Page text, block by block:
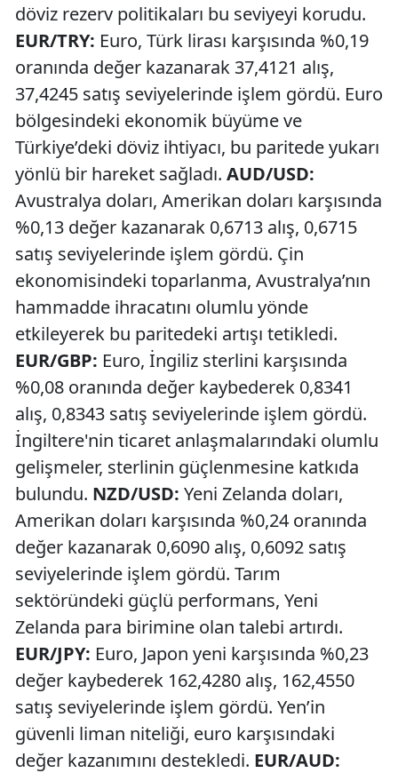
döviz rezerv politikaları bu seviyeyi korudu.
EUR/TRY: Euro, Türk lirası karşısında %0,19
oranında değer kazanarak 37,4121 alış,
37,4245 satış seviyelerinde işlem gördü. Euro
bölgesindeki ekonomik büyüme ve
Türkiye’deki döviz ihtiyacı, bu paritede yukarı
yönlü bir hareket sağladı. AUD/USD:
Avustralya doları, Amerikan doları karşısında
%0,13 değer kazanarak 0,6713 alış, 0,6715
satış seviyelerinde işlem gördü. Çin
ekonomisindeki toparlanma, Avustralya’nın
hammadde ihracatını olumlu yönde
etkileyerek bu paritedeki artışı tetikledi.
EUR/GBP: Euro, İngiliz sterlini karşısında
%0,08 oranında değer kaybederek 0,8341
alış, 0,8343 satış seviyelerinde işlem gördü.
İngiltere'nin ticaret anlaşmalarındaki olumlu
gelişmeler, sterlinin güçlenmesine katkıda
bulundu. NZD/USD: Yeni Zelanda doları,
Amerikan doları karşısında %0,24 oranında
değer kazanarak 0,6090 alış, 0,6092 satış
seviyelerinde işlem gördü. Tarım
sektöründeki güçlü performans, Yeni
Zelanda para birimine olan talebi artırdı.
EUR/JPY: Euro, Japon yeni karşısında %0,23
değer kaybederek 162,4280 alış, 162,4550
satış seviyelerinde işlem gördü. Yen’in
güvenli liman niteliği, euro karşısındaki
değer kazanımını destekledi. EUR/AUD: